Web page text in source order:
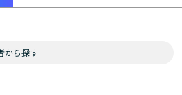
から探す